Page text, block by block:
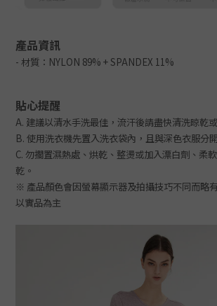
產品資訊
- 材質：NYLON 89% + SPANDEX 11%
貼心提醒
A. 建議以清水手洗最佳，流汗後請盡快清洗晾乾
B. 使用洗衣機先置入洗衣袋內，且與深色衣服分
C. 勿擱置濕熱處、烘乾、整燙或加入漂白劑、柔
乾。
※ 產品顏色會因螢幕顯示器及拍攝技巧不同而略
以實品為主